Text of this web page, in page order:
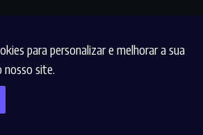
para personalizar e melhorar a sua
nosso site.